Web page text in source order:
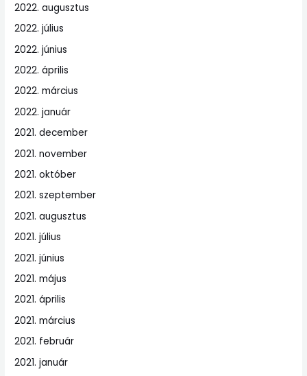
2022. augusztus
2022. július
2022. június
2022. április
2022. március
2022. január
2021. december
2021. november
2021. október
2021. szeptember
2021. augusztus
2021. július
2021. június
2021. május
2021. április
2021. március
2021. február
2021. január